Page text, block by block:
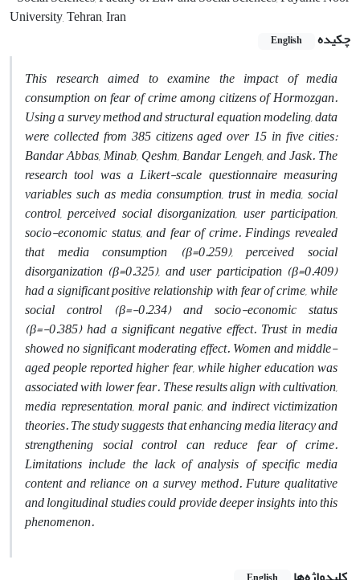
University, Tehran, Iran
چکیده
English
This research aimed to examine the impact of media
consumption on fear of crime among citizens of Hormozgan.
Using a survey method and structural equation modeling, data
were collected from 385 citizens aged over 15 in five cities:
Bandar Abbas, Minab, Qeshm, Bandar Lengeh, and Jask. The
research tool was a Likert-scale questionnaire measuring
variables such as media consumption, trust in media, social
control, perceived social disorganization, user participation,
socio-economic status, and fear of crime. Findings revealed
that media consumption (β=0.259), perceived social
disorganization (β=0.325), and user participation (β=0.409)
had a significant positive relationship with fear of crime, while
social control (β=-0.234) and socio-economic status
(β=-0.385) had a significant negative effect. Trust in media
showed no significant moderating effect. Women and middle-
aged people reported higher fear, while higher education was
associated with lower fear. These results align with cultivation,
media representation, moral panic, and indirect victimization
theories. The study suggests that enhancing media literacy and
strengthening social control can reduce fear of crime.
Limitations include the lack of analysis of specific media
content and reliance on a survey method. Future qualitative
and longitudinal studies could provide deeper insights into this
phenomenon.